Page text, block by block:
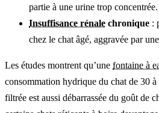
partie à une urine trop concentrée.
Insuffisance rénale chronique :
chez le chat âgé, aggravée par une
Les études montrent qu’une fontaine à
consommation hydrique du chat de 30 à
filtrée est aussi débarrassée du goût de